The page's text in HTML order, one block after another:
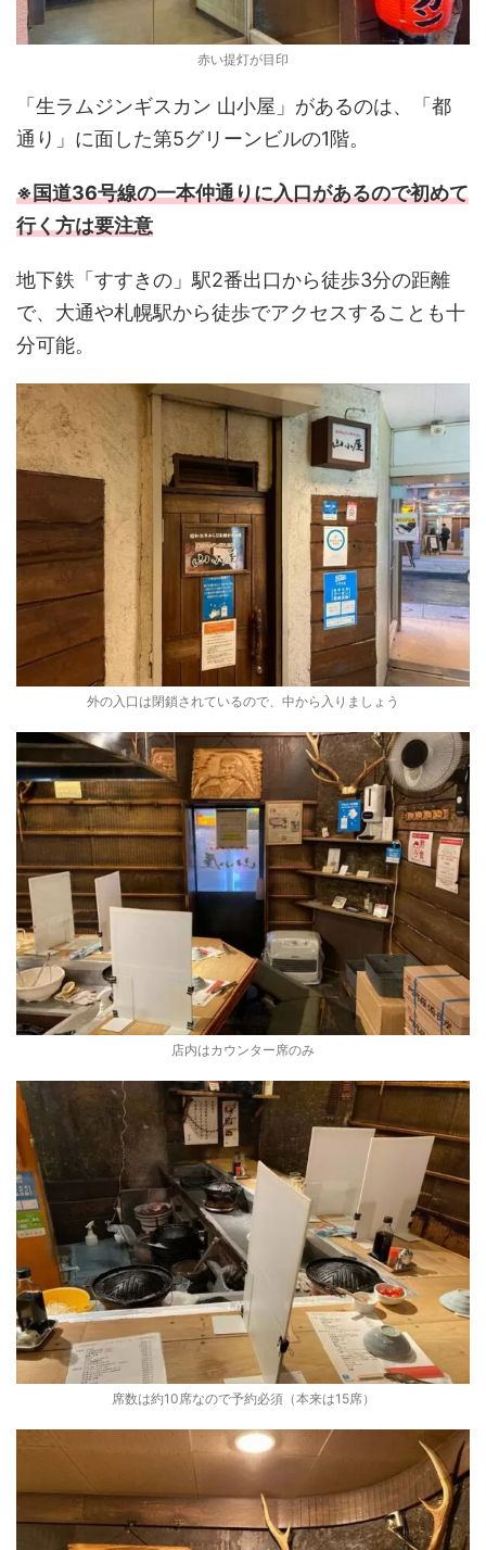
赤い提灯が目印
「生ラムジンギスカン 山小屋」があるのは、「都
通り」に面した第5グリーンビルの1階。
※国道36号線の一本仲通りに入口があるので初めて
行く方は要注意
地下鉄「すすきの」駅2番出口から徒歩3分の距離
で、大通や札幌駅から徒歩でアクセスすることも十
分可能。
外の入口は閉鎖されているので、中から入りましょう
店内はカウンター席のみ
席数は約10席なので予約必須（本来は15席）